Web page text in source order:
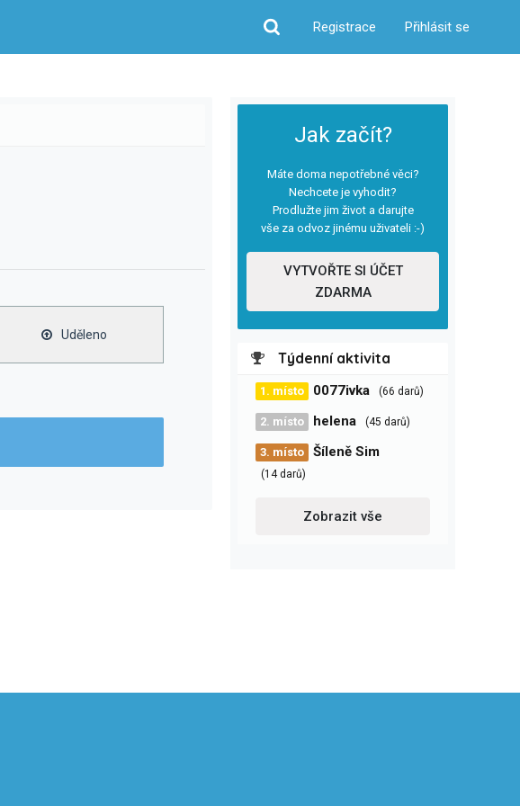
Hledat
Registrace Přihlásit se
Jak začít?
Máte doma nepotřebné věci?
Nechcete je vyhodit?
Prodlužte jim život a darujte
vše za odvoz jinému uživateli :-)
VYTVOŘTE SI ÚČET
ZDARMA
Týdenní aktivita
1. místo 0077ivka (66 darů)
2. místo helena (45 darů)
3. místo Šíleně Sim
(14 darů)
Zobrazit vše
Uděleno